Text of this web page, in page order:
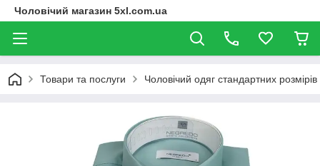
Чоловічий магазин 5xl.com.ua
Товари та послуги Чоловічий одяг стандартних розмірів